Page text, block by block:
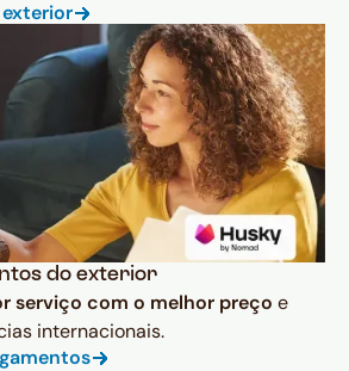
do exterior
serviço com o melhor preço e
internacionais.